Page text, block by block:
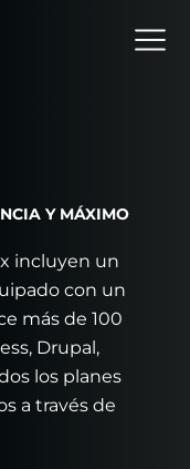
Y MÁXIMO
incluyen un
con un
más de 100
Drupal,
los planes
a través de